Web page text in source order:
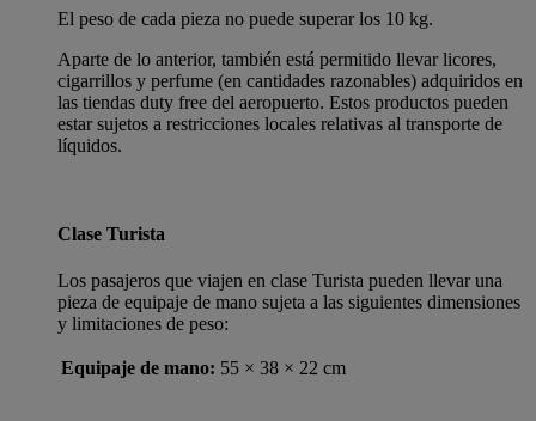
El peso de cada pieza no puede superar los 10 kg.
Aparte de lo anterior, también está permitido llevar licores,
cigarrillos y perfume (en cantidades razonables) adquiridos en
las tiendas duty free del aeropuerto. Estos productos pueden
estar sujetos a restricciones locales relativas al transporte de
líquidos.
Clase Turista
Los pasajeros que viajen en clase Turista pueden llevar una
pieza de equipaje de mano sujeta a las siguientes dimensiones
y limitaciones de peso:
Equipaje de mano: 55 × 38 × 22 cm